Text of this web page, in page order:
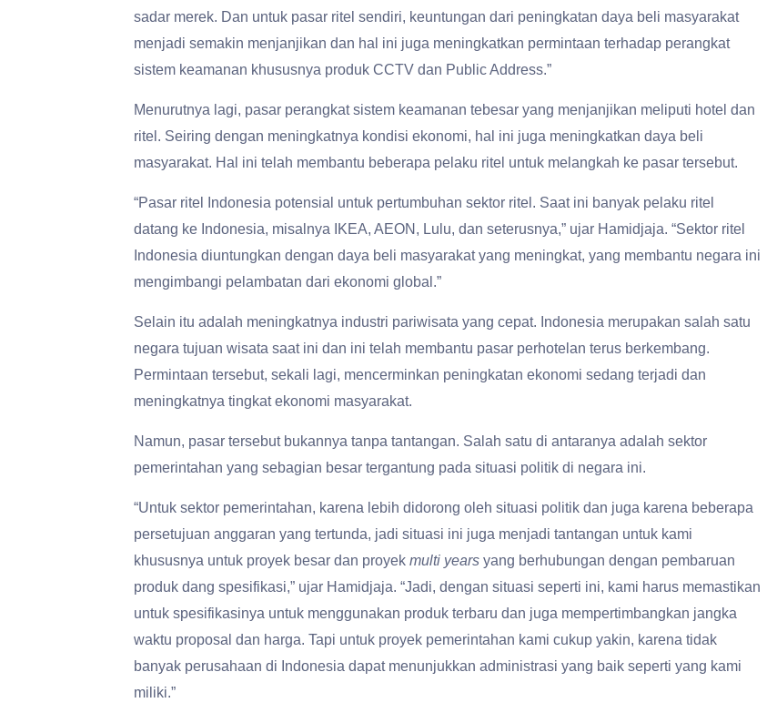
sadar merek. Dan untuk pasar ritel sendiri, keuntungan dari peningkatan daya beli masyarakat
menjadi semakin menjanjikan dan hal ini juga meningkatkan permintaan terhadap perangkat
sistem keamanan khususnya produk CCTV dan Public Address.”
Menurutnya lagi, pasar perangkat sistem keamanan tebesar yang menjanjikan meliputi hotel dan
ritel. Seiring dengan meningkatnya kondisi ekonomi, hal ini juga meningkatkan daya beli
masyarakat. Hal ini telah membantu beberapa pelaku ritel untuk melangkah ke pasar tersebut.
“Pasar ritel Indonesia potensial untuk pertumbuhan sektor ritel. Saat ini banyak pelaku ritel
datang ke Indonesia, misalnya IKEA, AEON, Lulu, dan seterusnya,” ujar Hamidjaja. “Sektor ritel
Indonesia diuntungkan dengan daya beli masyarakat yang meningkat, yang membantu negara ini
mengimbangi pelambatan dari ekonomi global.”
Selain itu adalah meningkatnya industri pariwisata yang cepat. Indonesia merupakan salah satu
negara tujuan wisata saat ini dan ini telah membantu pasar perhotelan terus berkembang.
Permintaan tersebut, sekali lagi, mencerminkan peningkatan ekonomi sedang terjadi dan
meningkatnya tingkat ekonomi masyarakat.
Namun, pasar tersebut bukannya tanpa tantangan. Salah satu di antaranya adalah sektor
pemerintahan yang sebagian besar tergantung pada situasi politik di negara ini.
“Untuk sektor pemerintahan, karena lebih didorong oleh situasi politik dan juga karena beberapa
persetujuan anggaran yang tertunda, jadi situasi ini juga menjadi tantangan untuk kami
khususnya untuk proyek besar dan proyek multi years yang berhubungan dengan pembaruan
produk dang spesifikasi,” ujar Hamidjaja. “Jadi, dengan situasi seperti ini, kami harus memastikan
untuk spesifikasinya untuk menggunakan produk terbaru dan juga mempertimbangkan jangka
waktu proposal dan harga. Tapi untuk proyek pemerintahan kami cukup yakin, karena tidak
banyak perusahaan di Indonesia dapat menunjukkan administrasi yang baik seperti yang kami
miliki.”